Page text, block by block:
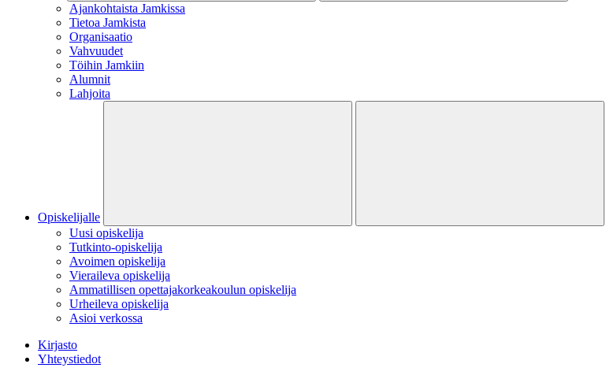
Ajankohtaista Jamkissa
Tietoa Jamkista
Organisaatio
Vahvuudet
Töihin Jamkiin
Alumnit
Lahjoita
Opiskelijalle
Uusi opiskelija
Tutkinto-opiskelija
Avoimen opiskelija
Vieraileva opiskelija
Ammatillisen opettajakorkeakoulun opiskelija
Urheileva opiskelija
Asioi verkossa
Kirjasto
Yhteystiedot